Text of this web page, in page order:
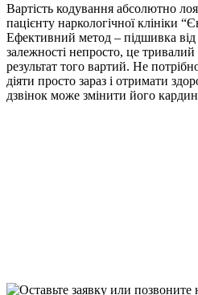
Вартість кодування абсолютно
пацієнту наркологічної клініки
Ефективний метод – підшивка від
залежності непросто, це
результат того вартий. Не
діяти просто зараз і отримати
дзвінок може змінити його